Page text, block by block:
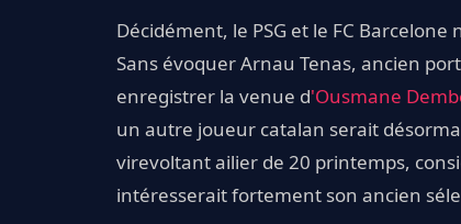
Décidément, le PSG et le FC
Sans évoquer Arnau Tenas, ancien
enregistrer la venue d'Ousmane
un autre joueur catalan serait
virevoltant ailier de 20 printemps,
intéresserait fortement son ancien